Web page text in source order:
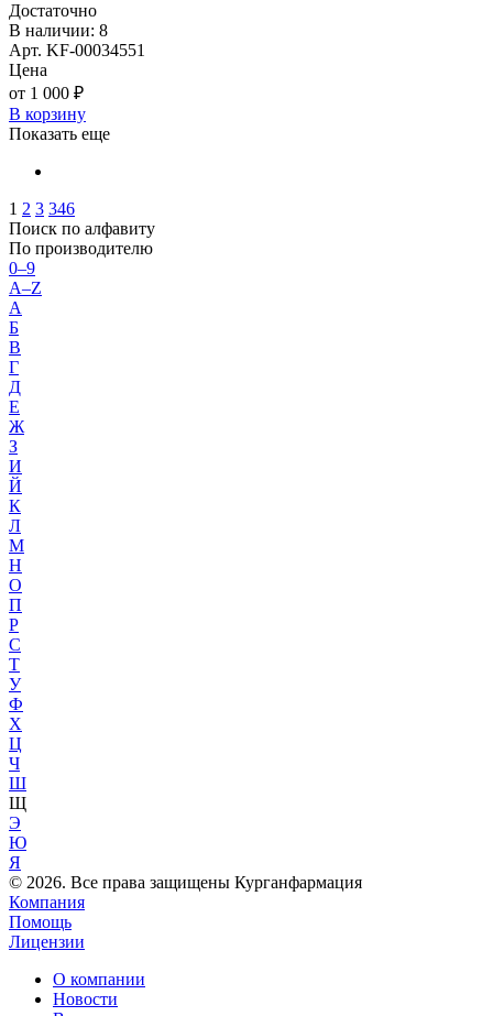
Достаточно
В наличии: 8
Арт. KF-00034551
Цена
от 1 000 ₽
В корзину
Показать еще
1 2 3 346
Поиск по алфавиту
По производителю
0–9
A–Z
А
Б
В
Г
Д
Е
Ж
З
И
Й
К
Л
М
Н
О
П
Р
С
Т
У
Ф
Х
Ц
Ч
Ш
Щ
Э
Ю
Я
© 2026. Все права защищены Курганфармация
Компания
Помощь
Лицензии
О компании
Новости